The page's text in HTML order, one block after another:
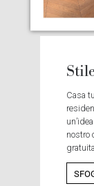
Casa
nostro